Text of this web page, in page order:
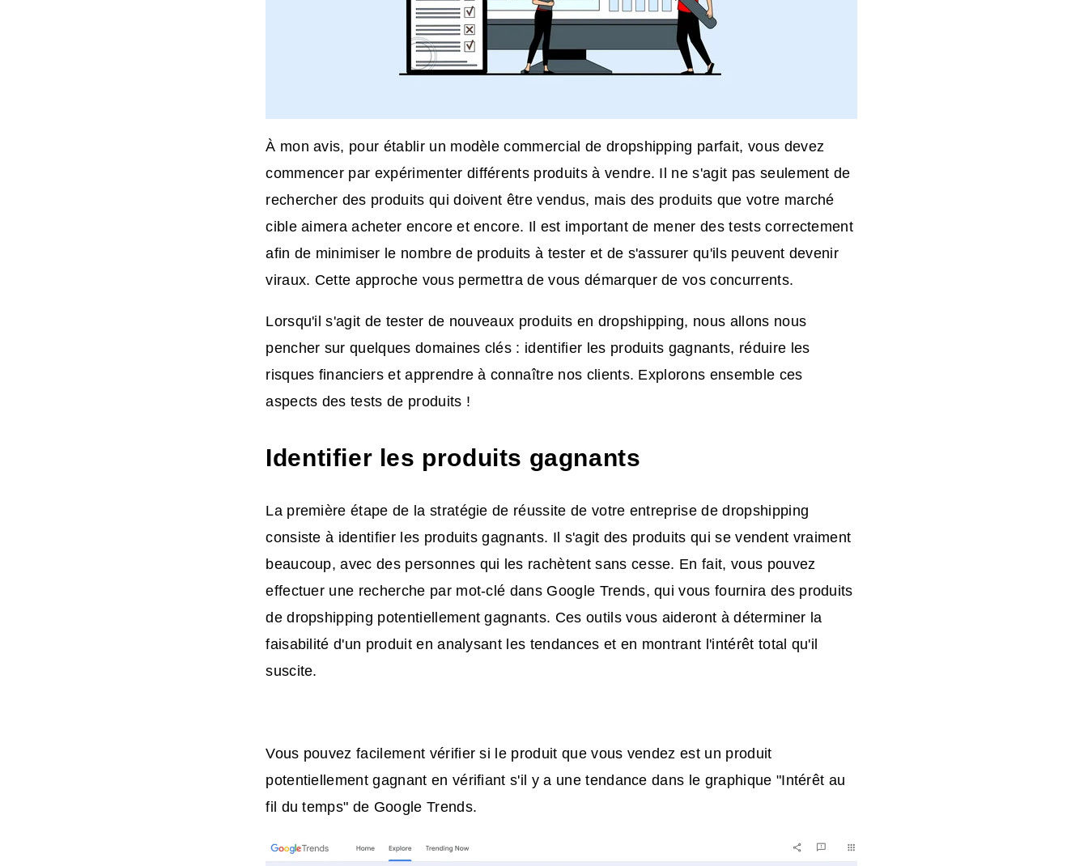
À mon avis, pour établir un modèle commercial de dropshipping parfait, vous devez
commencer par expérimenter différents produits à vendre. Il ne s'agit pas seulement de
rechercher des produits qui doivent être vendus, mais des produits que votre marché
cible aimera acheter encore et encore. Il est important de mener des tests correctement
afin de minimiser le nombre de produits à tester et de s'assurer qu'ils peuvent devenir
viraux. Cette approche vous permettra de vous démarquer de vos concurrents.
Lorsqu'il s'agit de tester de nouveaux produits en dropshipping, nous allons nous
pencher sur quelques domaines clés : identifier les produits gagnants, réduire les
risques financiers et apprendre à connaître nos clients. Explorons ensemble ces
aspects des tests de produits !
Identifier les produits gagnants
La première étape de la stratégie de réussite de votre entreprise de dropshipping
consiste à identifier les produits gagnants. Il s'agit des produits qui se vendent vraiment
beaucoup, avec des personnes qui les rachètent sans cesse. En fait, vous pouvez
effectuer une recherche par mot-clé dans Google Trends, qui vous fournira des produits
de dropshipping potentiellement gagnants. Ces outils vous aideront à déterminer la
faisabilité d'un produit en analysant les tendances et en montrant l'intérêt total qu'il
suscite.
Vous pouvez facilement vérifier si le produit que vous vendez est un produit
potentiellement gagnant en vérifiant s'il y a une tendance dans le graphique "Intérêt au
fil du temps" de Google Trends.